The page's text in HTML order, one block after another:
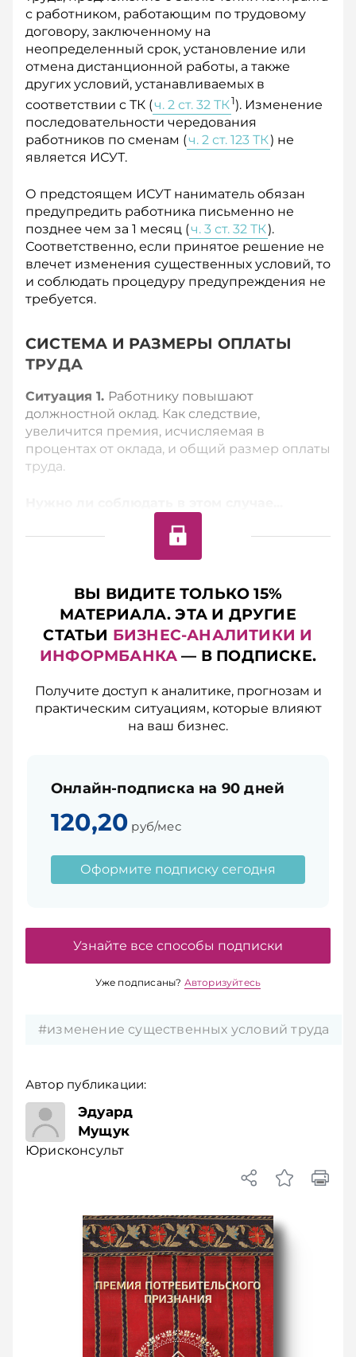
с работником, работающим по трудовому
договору, заключенному на
неопределенный срок, установление или
отмена дистанционной работы, а также
других условий, устанавливаемых в
соответствии с ТК (ч. 2 ст. 32 ТК1). Изменение
последовательности чередования
работников по сменам (ч. 2 ст. 123 ТК) не
является ИСУТ.
О предстоящем ИСУТ наниматель обязан
предупредить работника письменно не
позднее чем за 1 месяц (ч. 3 ст. 32 ТК).
Соответственно, если принятое решение не
влечет изменения существенных условий, то
и соблюдать процедуру предупреждения не
требуется.
СИСТЕМА И РАЗМЕРЫ ОПЛАТЫ
ТРУДА
Ситуация 1. Работнику повышают
должностной оклад. Как следствие,
увеличится премия, исчисляемая в
процентах от оклада, и общий размер оплаты
труда.
ВЫ ВИДИТЕ ТОЛЬКО 15%
МАТЕРИАЛА. ЭТА И ДРУГИЕ
СТАТЬИ БИЗНЕС-АНАЛИТИКИ И
ИНФОРМБАНКА — В ПОДПИСКЕ.
Получите доступ к аналитике, прогнозам и
практическим ситуациям, которые влияют
на ваш бизнес.
Онлайн-подписка на 90 дней
120,20 руб/мес
Оформите подписку сегодня
Узнайте все способы подписки
Уже подписаны? Авторизуйтесь
#изменение существенных условий труда
Автор публикации:
Юрисконсульт
Эдуард
Мущук
Юрисконсульт